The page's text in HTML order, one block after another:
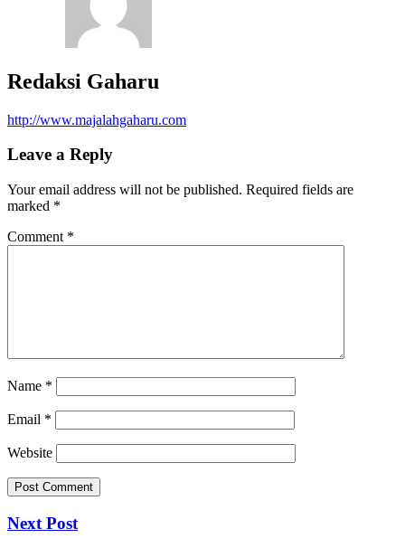
Redaksi Gaharu
http://www.majalahgaharu.com
Leave a Reply
Your email address will not be published. Required fields are
marked *
Comment *
Name *
Email *
Website
Next Post